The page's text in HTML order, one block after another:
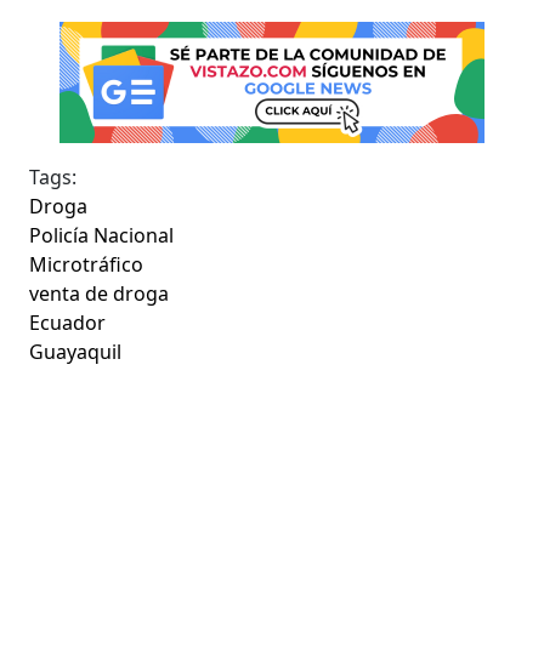
Tags:
Droga
Policía Nacional
Microtráfico
venta de droga
Ecuador
Guayaquil